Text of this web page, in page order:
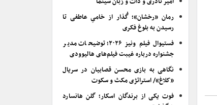
رمان «رخشان»؛ گُذار از خامیِ عاطفی تا
رسیدن به بلوغ فکری
فستیوال فیلم ونیز ۲۰۲۶؛ توضیحات مدیر
جشنواره درباره غیبت فیلم‌های هالیوودی
نگاهی به بازی محسن قصابیان در سریال
«کلاغ»/ استراتژی مکث و سکوت
فوت یکی از برندگان اسکار؛ گلن هانسارد